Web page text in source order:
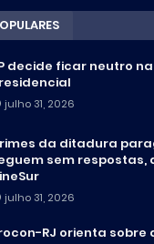
decide ficar neutro
julho 31, 2026
da ditadura
sem respostas,
julho 31, 2026
RJ orienta sobre